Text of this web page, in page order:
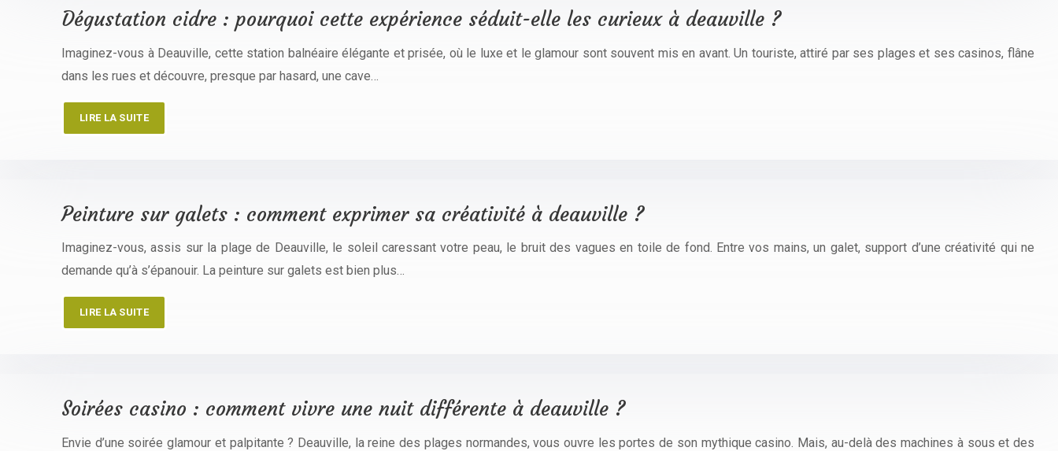
Dégustation cidre : pourquoi cette expérience séduit-elle les curieux à deauville ?
Imaginez-vous à Deauville, cette station balnéaire élégante et prisée, où le luxe et le glamour sont souvent mis en avant. Un touriste, attiré par ses plages et ses casinos, flâne
dans les rues et découvre, presque par hasard, une cave…
LIRE LA SUITE
Peinture sur galets : comment exprimer sa créativité à deauville ?
Imaginez-vous, assis sur la plage de Deauville, le soleil caressant votre peau, le bruit des vagues en toile de fond. Entre vos mains, un galet, support d’une créativité qui ne
demande qu’à s’épanouir. La peinture sur galets est bien plus…
LIRE LA SUITE
Soirées casino : comment vivre une nuit différente à deauville ?
Envie d’une soirée glamour et palpitante ? Deauville, la reine des plages normandes, vous ouvre les portes de son mythique casino. Mais, au-delà des machines à sous et des